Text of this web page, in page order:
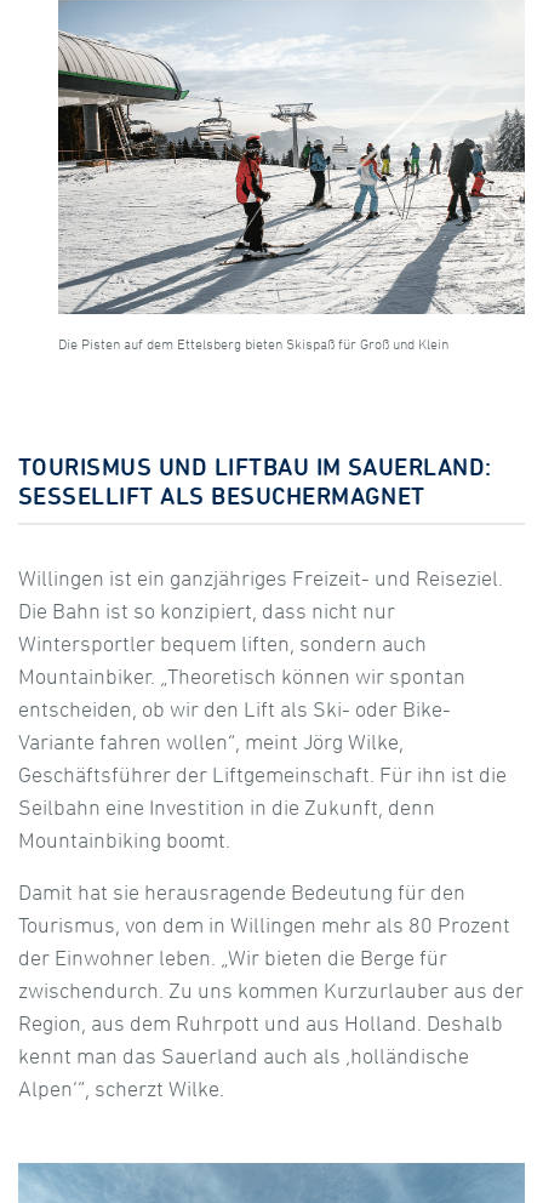
Die Pisten auf dem Ettelsberg bieten Skispaß für Groß und Klein
TOURISMUS UND LIFTBAU IM SAUERLAND:
SESSELLIFT ALS BESUCHERMAGNET
Willingen ist ein ganzjähriges Freizeit- und Reiseziel.
Die Bahn ist so konzipiert, dass nicht nur
Wintersportler bequem liften, sondern auch
Mountainbiker. „Theoretisch können wir spontan
entscheiden, ob wir den Lift als Ski- oder Bike-
Variante fahren wollen“, meint Jörg Wilke,
Geschäftsführer der Liftgemeinschaft. Für ihn ist die
Seilbahn eine Investition in die Zukunft, denn
Mountainbiking boomt.
Damit hat sie herausragende Bedeutung für den
Tourismus, von dem in Willingen mehr als 80 Prozent
der Einwohner leben. „Wir bieten die Berge für
zwischendurch. Zu uns kommen Kurzurlauber aus der
Region, aus dem Ruhrpott und aus Holland. Deshalb
kennt man das Sauerland auch als ‚holländische
Alpen‘“, scherzt Wilke.